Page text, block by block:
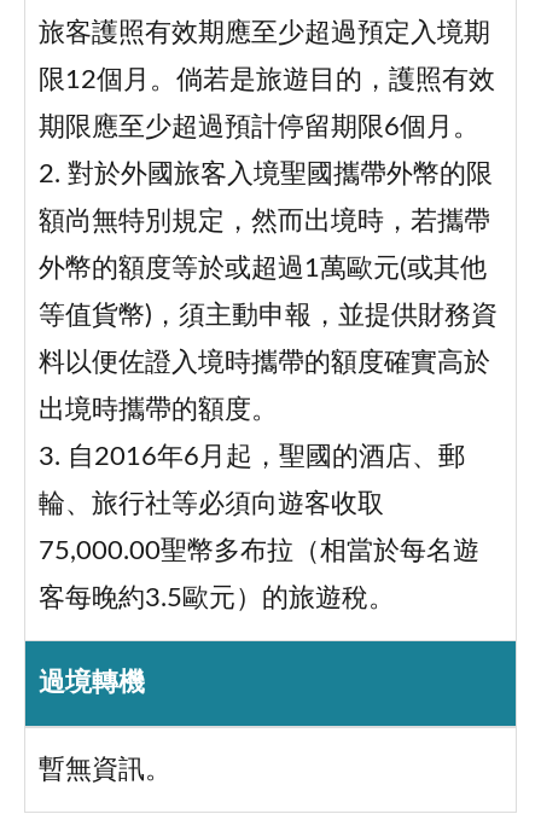
旅客護照有效期應至少超過預定入境期
限12個月。倘若是旅遊目的，護照有效
期限應至少超過預計停留期限6個月。
2. 對於外國旅客入境聖國攜帶外幣的限
額尚無特別規定，然而出境時，若攜帶
外幣的額度等於或超過1萬歐元(或其他
等值貨幣)，須主動申報，並提供財務資
料以便佐證入境時攜帶的額度確實高於
出境時攜帶的額度。
3. 自2016年6月起，聖國的酒店、郵
輪、旅行社等必須向遊客收取
75,000.00聖幣多布拉（相當於每名遊
客每晚約3.5歐元）的旅遊稅。
過境轉機
暫無資訊。